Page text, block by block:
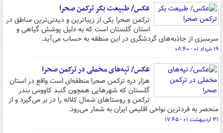
عکس/ طبیعت بکر ترکمن صحرا
ترکمن صحرا یکی از زیباترین و دیدنی‌ترین مناطق در
استان گلستان است که به دلیل پوشش گیاهی و
سرسبزی از جاذبه‌های گردشگری در این منطقه به حساب می‌آید.
۱۹ خرداد ۰۱ - ۰۸:۴۰
عکس/ تپه‌های مخملی در ترکمن صحرا
هزار دره ترکمن صحرا منطقه‌ای است واقع در استان
گلستان که شهرهایی همچون گنبد کاووس بندر
ترکمن و روستاهای شمال کلاله را در بر می‌گیرد و از
منحصر به فردترین نواحی اقلیمی ایران به شمار می‌رود.
۳۱ اردیبهشت ۰۱ - ۱۷:۴۵